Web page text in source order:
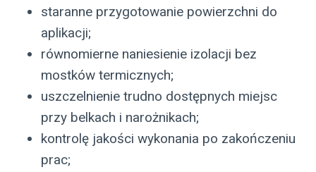
staranne przygotowanie powierzchni do
aplikacji;
równomierne naniesienie izolacji bez
mostków termicznych;
uszczelnienie trudno dostępnych miejsc
przy belkach i narożnikach;
kontrolę jakości wykonania po zakończeniu
prac;